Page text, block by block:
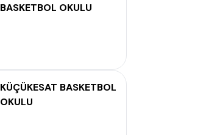
BASKETBOL OKULU
KÜÇÜKESAT BASKETBOL
OKULU